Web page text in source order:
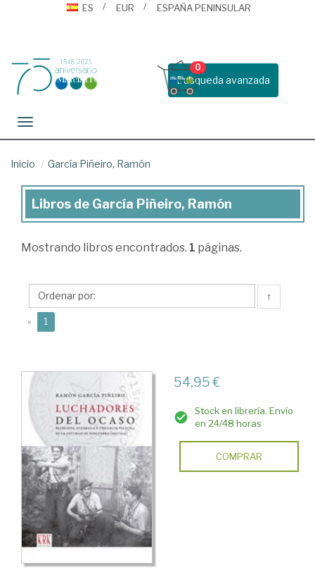
ES
EUR ESPAÑA PENINSULAR
Busqueda avanzada
0
Toggle navigation
Inicio García Piñeiro, Ramón
Libros
García
Ramón
Libros de García Piñeiro, Ramón
Mostrando libros encontrados. 1 páginas.
↑
« 1
54,95 €
Stock en librería. Envío
en 24/48 horas
COMPRAR